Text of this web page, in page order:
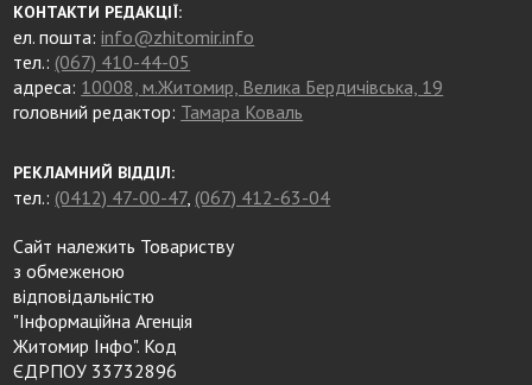
КОНТАКТИ РЕДАКЦІЇ:
ел. пошта:info@zhitomir.info
тел.: (067) 410-44-05
адреса: 10008, м.Житомир, Велика Бердичівська, 19
головний редактор: Тамара Коваль
РЕКЛАМНИЙ ВІДДІЛ:
тел.: (0412) 47-00-47, (067) 412-63-04
Сайт належить Товариству
з обмеженою
відповідальністю
"Інформаційна Агенція
Житомир Інфо". Код
ЄДРПОУ 33732896